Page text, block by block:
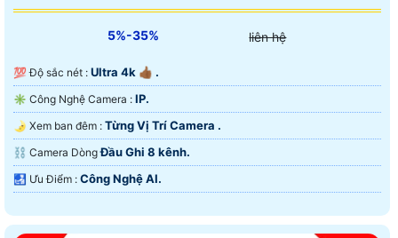
5%-35% liên hệ
💯 Độ sắc nét : Ultra 4k 👍🏾 .
✳️ Công Nghệ Camera : IP.
🌛 Xem ban đêm : Từng Vị Trí Camera .
⛓ Camera DòngĐầu Ghi 8 kênh.
️🛃 Ưu Điểm : Công Nghệ AI.